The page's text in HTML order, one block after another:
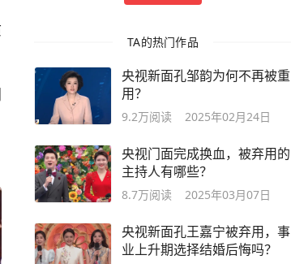
TA的热门作品
央视新面孔邹韵为何不再被重
用？
9.2万阅读 2025年02月24日
央视门面完成换血，被弃用的
主持人有哪些？
8.7万阅读 2025年03月07日
央视新面孔王嘉宁被弃用，事
业上升期选择结婚后悔吗？